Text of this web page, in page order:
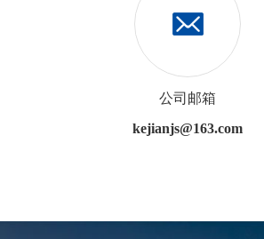
公司邮箱
kejianjs@163.com